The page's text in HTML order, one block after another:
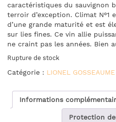
caractéristiques du sauvignon
terroir d’exception. Climat
d’une grande maturité et est
sur lies fines. Ce vin allie
ne craint pas les années. Bien
Rupture de stock
Catégorie : LIONEL GOSSEAUME
Informations
Protection